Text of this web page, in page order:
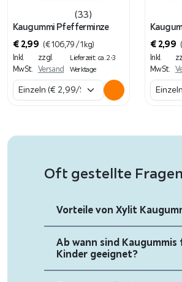
(33)
Kaugummi Pfefferminze
€ 2,99 (€106,79 / 1 kg)
Inkl.
MwSt.
zzgl.
Versand
Lieferzeit: ca. 2-3
Werktage
€ 2,99 (
Inkl.
MwSt.
Oft gestellte Fragen
Vorteile von Xylit
Ab wann sind Kaugummis
Kinder geeignet?